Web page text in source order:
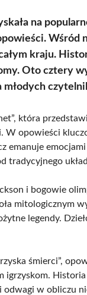
na
kraju.
Oto cztery
młodych
która
W opowieści
tradycyjnego
i bogowie
mitologicznym
legendy.
śmierci”,
igrzyskom.
w obliczu